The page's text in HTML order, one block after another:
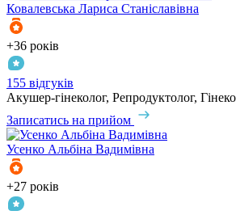
Ковалевська Лариса Станіславівна
+36 років
155 відгуків
Акушер-гінеколог, Репродуктолог,
Записатись на прийом
Усенко Альбіна Вадимівна
+27 років